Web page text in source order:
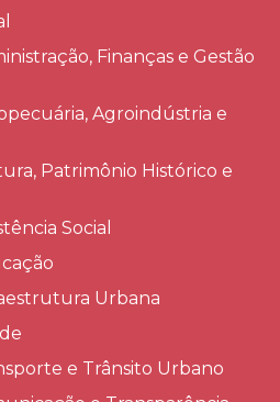
Finanças e Gestão
Agroindústria e
Patrimônio Histórico e
Social
Urbana
e Trânsito Urbano